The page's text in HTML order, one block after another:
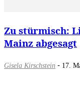
Zu stürmisch:
Mainz abgesagt
Gisela Kirschstein - 17.